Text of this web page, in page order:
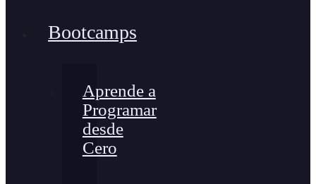
Bootcamps
Aprende a
Programar
desde
Cero